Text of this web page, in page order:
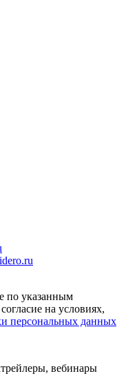
по указанным
на условиях,
персональных данных
вебинары